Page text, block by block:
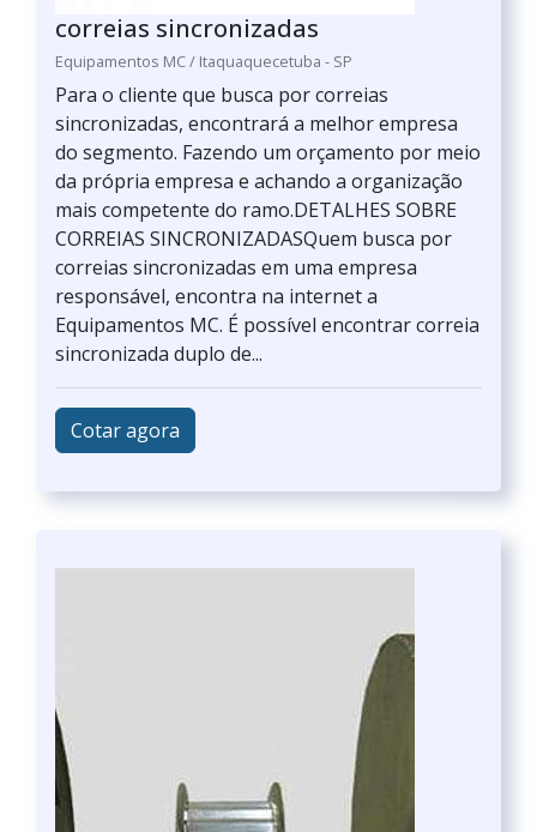
correias sincronizadas
Equipamentos MC / Itaquaquecetuba - SP
Para o cliente que busca por correias
sincronizadas, encontrará a melhor empresa
do segmento. Fazendo um orçamento por meio
da própria empresa e achando a organização
mais competente do ramo.DETALHES SOBRE
CORREIAS SINCRONIZADASQuem busca por
correias sincronizadas em uma empresa
responsável, encontra na internet a
Equipamentos MC. É possível encontrar correia
sincronizada duplo de...
Cotar agora